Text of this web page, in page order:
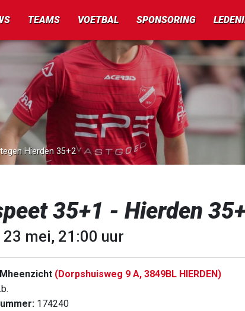
TEAMS VOETBAL SPONSORING
Hierden 35+2
35+1 - Hierden
mei, 21:00 uur
(Dorpshuisweg 9 A, 3849BL HIERDEN)
174240